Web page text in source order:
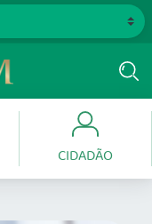
CIDADÃO